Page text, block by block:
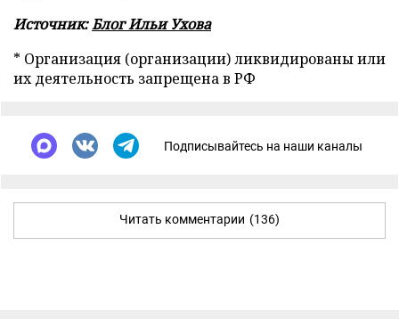
Источник:Блог Ильи Ухова
* Организация (организации) ликвидированы или
их деятельность запрещена в РФ
Подписывайтесь на наши каналы
Читать комментарии (136)